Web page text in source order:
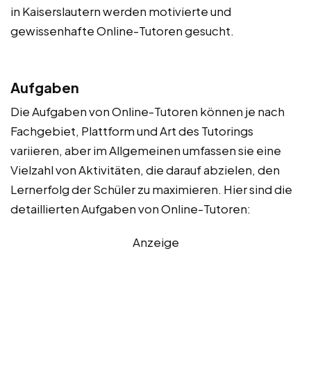
in Kaiserslautern werden motivierte und
gewissenhafte Online-Tutoren gesucht.
Aufgaben
Die Aufgaben von Online-Tutoren können je nach
Fachgebiet, Plattform und Art des Tutorings
variieren, aber im Allgemeinen umfassen sie eine
Vielzahl von Aktivitäten, die darauf abzielen, den
Lernerfolg der Schüler zu maximieren. Hier sind die
detaillierten Aufgaben von Online-Tutoren:
Anzeige